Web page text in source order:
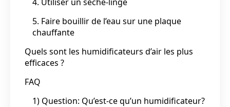
5. Faire bouillir de l’eau sur une plaque
chauffante
Quels sont les humidificateurs d’air les plus
efficaces ?
FAQ
1) Question: Qu’est-ce qu’un humidificateur?